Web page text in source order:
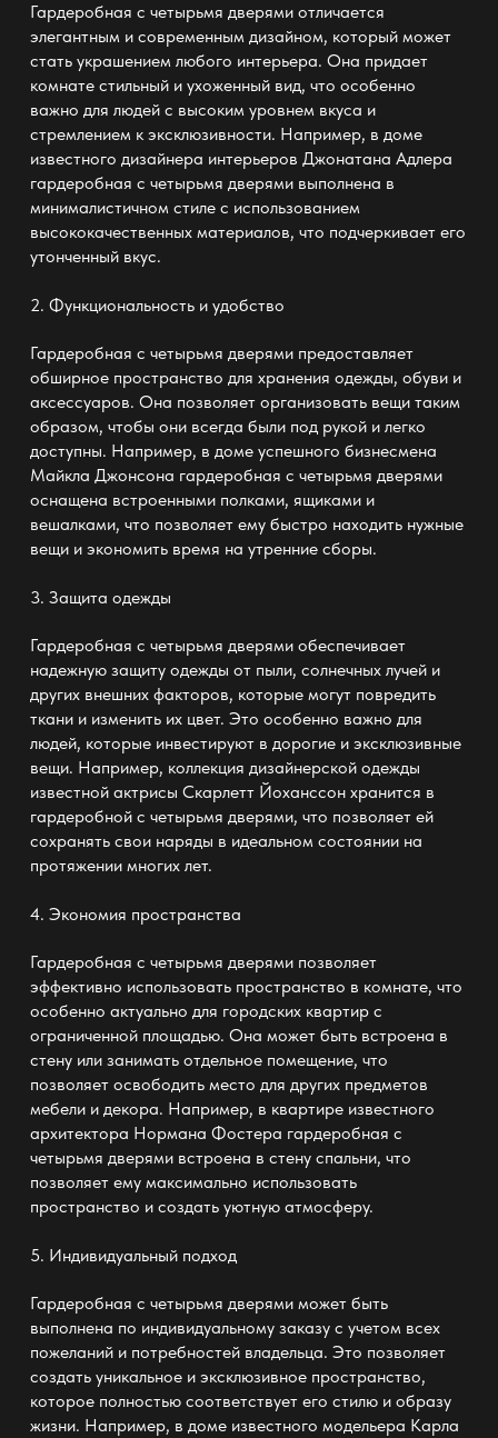
Гардеробная с четырьмя дверями отличается
элегантным и современным дизайном, который может
стать украшением любого интерьера. Она придает
комнате стильный и ухоженный вид, что особенно
важно для людей с высоким уровнем вкуса и
стремлением к эксклюзивности. Например, в доме
известного дизайнера интерьеров Джонатана Адлера
гардеробная с четырьмя дверями выполнена в
минималистичном стиле с использованием
высококачественных материалов, что подчеркивает его
утонченный вкус.
2. Функциональность и удобство
Гардеробная с четырьмя дверями предоставляет
обширное пространство для хранения одежды, обуви и
аксессуаров. Она позволяет организовать вещи таким
образом, чтобы они всегда были под рукой и легко
доступны. Например, в доме успешного бизнесмена
Майкла Джонсона гардеробная с четырьмя дверями
оснащена встроенными полками, ящиками и
вешалками, что позволяет ему быстро находить нужные
вещи и экономить время на утренние сборы.
3. Защита одежды
Гардеробная с четырьмя дверями обеспечивает
надежную защиту одежды от пыли, солнечных лучей и
других внешних факторов, которые могут повредить
ткани и изменить их цвет. Это особенно важно для
людей, которые инвестируют в дорогие и эксклюзивные
вещи. Например, коллекция дизайнерской одежды
известной актрисы Скарлетт Йоханссон хранится в
гардеробной с четырьмя дверями, что позволяет ей
сохранять свои наряды в идеальном состоянии на
протяжении многих лет.
4. Экономия пространства
Гардеробная с четырьмя дверями позволяет
эффективно использовать пространство в комнате, что
особенно актуально для городских квартир с
ограниченной площадью. Она может быть встроена в
стену или занимать отдельное помещение, что
позволяет освободить место для других предметов
мебели и декора. Например, в квартире известного
архитектора Нормана Фостера гардеробная с
четырьмя дверями встроена в стену спальни, что
позволяет ему максимально использовать
пространство и создать уютную атмосферу.
5. Индивидуальный подход
Гардеробная с четырьмя дверями может быть
выполнена по индивидуальному заказу с учетом всех
пожеланий и потребностей владельца. Это позволяет
создать уникальное и эксклюзивное пространство,
которое полностью соответствует его стилю и образу
жизни. Например, в доме известного модельера Карла